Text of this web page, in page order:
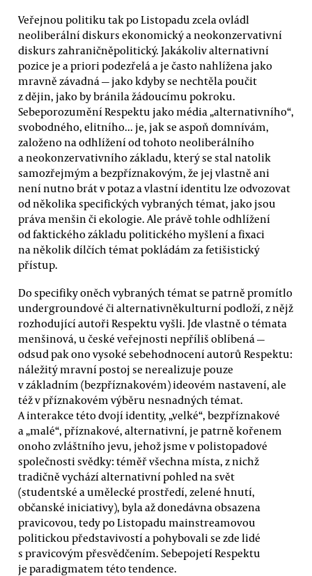
Veřejnou politiku tak po Listopadu zcela ovládl
neoliberální diskurs ekonomický a neokonzervativní
diskurs zahraničněpolitický. Jakákoliv alternativní
pozice je a priori podezřelá a je často nahlížena jako
mravně závadná — jako kdyby se nechtěla poučit
z dějin, jako by bránila žádoucímu pokroku.
Sebeporozumění Respektu jako média „alternativního“,
svobodného, elitního... je, jak se aspoň domnívám,
založeno na odhlížení od tohoto neoliberálního
a neokonzervativního základu, který se stal natolik
samozřejmým a bezpříznakovým, že jej vlastně ani
není nutno brát v potaz a vlastní identitu lze odvozovat
od několika specifických vybraných témat, jako jsou
práva menšin či ekologie. Ale právě tohle odhlížení
od faktického základu politického myšlení a fixaci
na několik dílčích témat pokládám za fetišistický
přístup.
Do specifiky oněch vybraných témat se patrně promítlo
undergroundové či alternativněkulturní podloží, z nějž
rozhodující autoři Respektu vyšli. Jde vlastně o témata
menšinová, u české veřejnosti nepříliš oblíbená —
odsud pak ono vysoké sebehodnocení autorů Respektu:
náležitý mravní postoj se nerealizuje pouze
v základním (bezpříznakovém) ideovém nastavení, ale
též v příznakovém výběru nesnadných témat.
A interakce této dvojí identity, „velké“, bezpříznakové
a „malé“, příznakové, alternativní, je patrně kořenem
onoho zvláštního jevu, jehož jsme v polistopadové
společnosti svědky: téměř všechna místa, z nichž
tradičně vychází alternativní pohled na svět
(studentské a umělecké prostředí, zelené hnutí,
občanské iniciativy), byla až donedávna obsazena
pravicovou, tedy po Listopadu mainstreamovou
politickou představivostí a pohybovali se zde lidé
s pravicovým přesvědčením. Sebepojetí Respektu
je paradigmatem této tendence.